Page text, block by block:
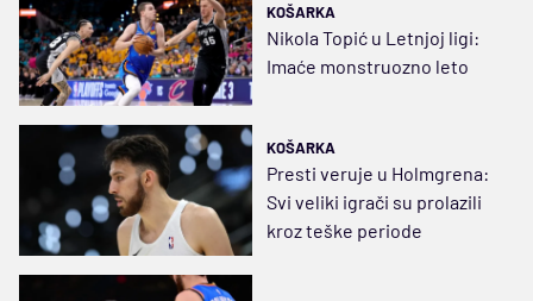
KOŠARKA
Nikola Topić u Letnjoj ligi:
Imaće monstruozno leto
KOŠARKA
Presti veruje u Holmgrena:
Svi veliki igrači su prolazili
kroz teške periode